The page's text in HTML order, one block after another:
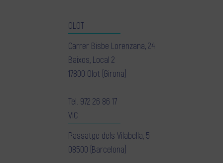
OLOT
Carrer Bisbe Lorenzana, 24
Baixos, Local 2
17800 Olot (Girona)
Tel. 972 26 86 17
VIC
Passatge dels Vilabella, 5
08500 (Barcelona)